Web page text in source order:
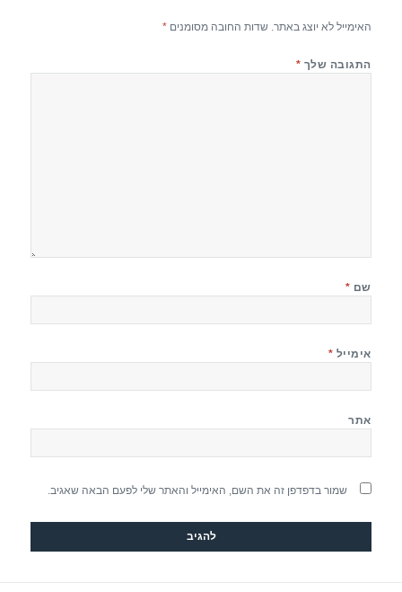
האימייל לא יוצג באתר. שדות החובה מסומנים*
התגובה שלך *
שם *
אימייל *
אתר
שמור בדפדפן זה את השם, האימייל והאתר שלי לפעם הבאה שאגיב.